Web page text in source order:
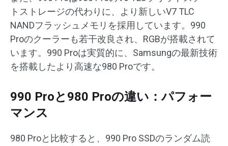
トストレージの代わりに、より新しいV7 TLC
NANDフラッシュメモリを採用しています。990
Proのクーラーも若干改良され、RGBが搭載されて
います。990 Proは実質的に、Samsungの最新技術
を搭載したより高速な980 Proです。
990 Proと980 Proの違い：パフォー
マンス
980 Proと比較すると、990 Pro SSDのランダム読